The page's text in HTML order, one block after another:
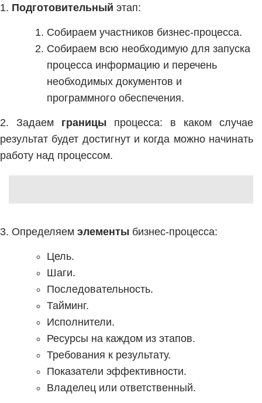
1. Подготовительный этап:
Собираем участников бизнес-процесса.
Собираем всю необходимую для запуска
процесса информацию и перечень
необходимых документов и
программного обеспечения.
2. Задаем границы процесса: в каком случае
результат будет достигнут и когда можно начинать
работу над процессом.
3. Определяем элементы бизнес-процесса:
Цель.
Шаги.
Последовательность.
Тайминг.
Исполнители.
Ресурсы на каждом из этапов.
Требования к результату.
Показатели эффективности.
Владелец или ответственный.